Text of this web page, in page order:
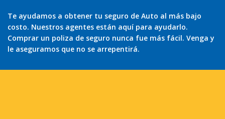
Te ayudamos a obtener tu seguro de Auto al más bajo
costo. Nuestros agentes están aquí para ayudarlo.
Comprar un poliza de seguro nunca fue más fácil. Venga y
le aseguramos que no se arrepentirá.